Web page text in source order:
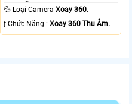
10m Hồng Ngoại Smart IR.
💦 Loại CameraXoay 360.
️ƒ Chức Năng :Xoay 360 Thu Âm.